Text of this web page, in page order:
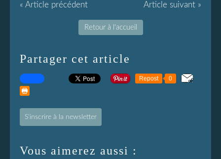
« Article précédent Article suivant »
Retour à l'accueil
Partager cet article
Repost 0
S'inscrire à la newsletter
Vous aimerez aussi :